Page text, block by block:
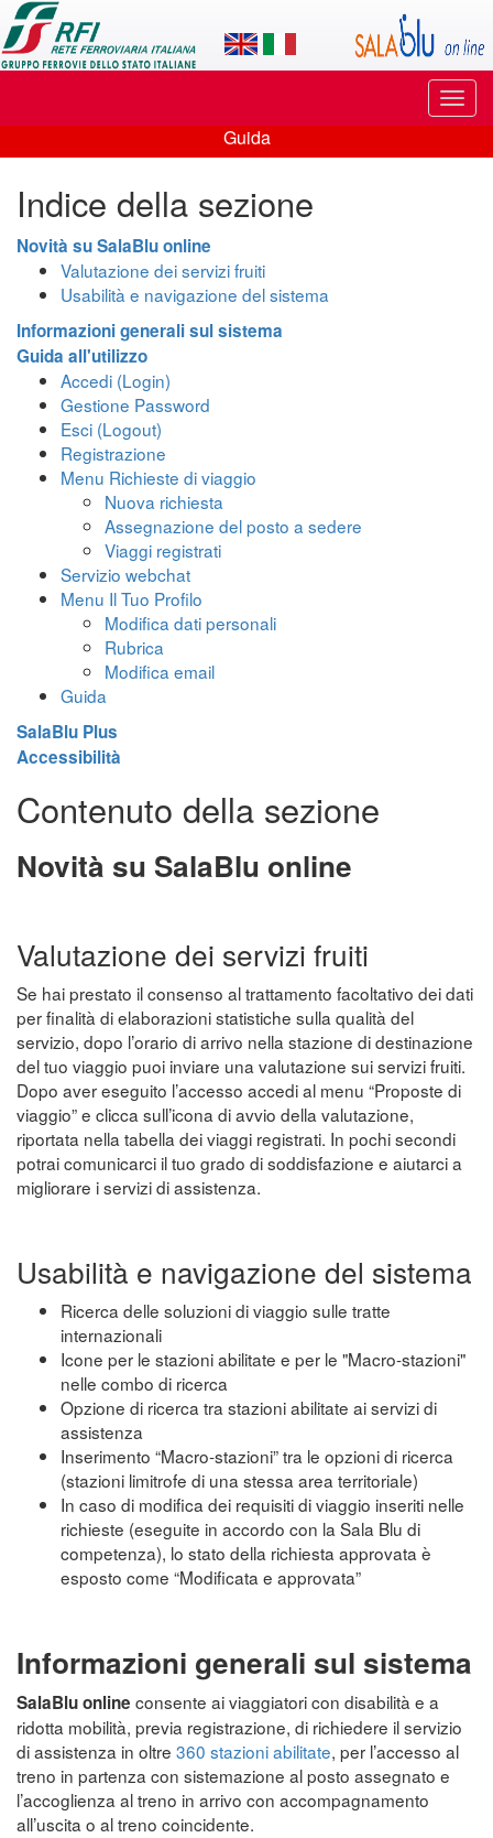
Applicazione
SalaBlu
Online
di
Rete
Ferroviaria
Italiana
di
Guida
Guida
Indice della sezione
Novità su SalaBlu online
Valutazione dei servizi fruiti
Usabilità e navigazione del sistema
Informazioni generali sul sistema
Guida all'utilizzo
Accedi (Login)
Gestione Password
Esci (Logout)
Registrazione
Menu Richieste di viaggio
Nuova richiesta
Assegnazione del posto a sedere
Viaggi registrati
Servizio webchat
Menu Il Tuo Profilo
Modifica dati personali
Rubrica
Modifica email
Guida
SalaBlu Plus
Accessibilità
Contenuto della sezione
Novità su SalaBlu online
Valutazione dei servizi fruiti
Se hai prestato il consenso al trattamento facoltativo dei dati
per finalità di elaborazioni statistiche sulla qualità del
servizio, dopo l’orario di arrivo nella stazione di destinazione
del tuo viaggio puoi inviare una valutazione sui servizi fruiti.
Dopo aver eseguito l’accesso accedi al menu “Proposte di
viaggio” e clicca sull’icona di avvio della valutazione,
riportata nella tabella dei viaggi registrati. In pochi secondi
potrai comunicarci il tuo grado di soddisfazione e aiutarci a
migliorare i servizi di assistenza.
Usabilità e navigazione del sistema
Ricerca delle soluzioni di viaggio sulle tratte
internazionali
Icone per le stazioni abilitate e per le "Macro-stazioni"
nelle combo di ricerca
Opzione di ricerca tra stazioni abilitate ai servizi di
assistenza
Inserimento “Macro-stazioni” tra le opzioni di ricerca
(stazioni limitrofe di una stessa area territoriale)
In caso di modifica dei requisiti di viaggio inseriti nelle
richieste (eseguite in accordo con la Sala Blu di
competenza), lo stato della richiesta approvata è
esposto come “Modificata e approvata”
Informazioni generali sul sistema
SalaBlu online consente ai viaggiatori con disabilità e a
ridotta mobilità, previa registrazione, di richiedere il servizio
di assistenza in oltre 360 stazioni abilitate, per l’accesso al
treno in partenza con sistemazione al posto assegnato e
l’accoglienza al treno in arrivo con accompagnamento
all’uscita o al treno coincidente.